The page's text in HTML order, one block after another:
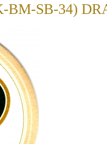
BM-SB-34)